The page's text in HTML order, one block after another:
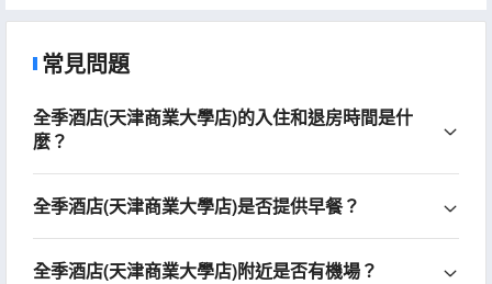
常見問題
全季酒店(天津商業大學店)的入住和退房時間是什
麼？
全季酒店(天津商業大學店)是否提供早餐？
全季酒店(天津商業大學店)附近是否有機場？